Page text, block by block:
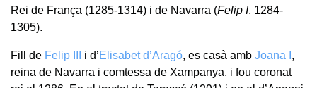
Rei de França (1285-1314) i de Navarra (Felip I, 1284-
1305).
Fill de Felip III i d’Elisabet d’Aragó, es casà amb Joana I ,
reina de Navarra i comtessa de Xampanya, i fou coronat